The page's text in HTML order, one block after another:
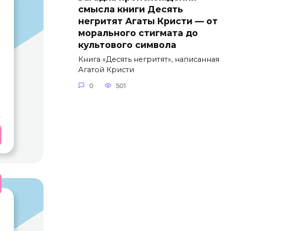
смысла книги Десять
негритят Агаты Кристи — от
морального стигмата до
культового символа
Книга «Десять негритят», написанная
Агатой Кристи
0 501